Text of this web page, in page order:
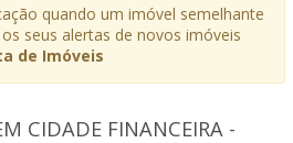
quando um imóvel semelhante
seus alertas de novos imóveis
de Imóveis
CIDADE FINANCEIRA -